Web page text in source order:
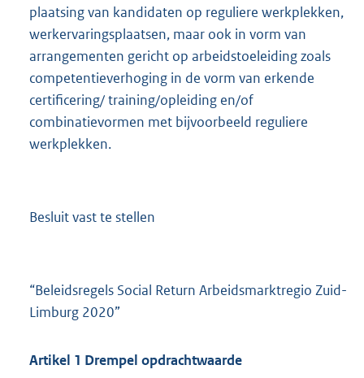
plaatsing van kandidaten op reguliere werkplekken,
werkervaringsplaatsen, maar ook in vorm van
arrangementen gericht op arbeidstoeleiding zoals
competentieverhoging in de vorm van erkende
certificering/ training/opleiding en/of
combinatievormen met bijvoorbeeld reguliere
werkplekken.
Besluit vast te stellen
“Beleidsregels Social Return Arbeidsmarktregio Zuid-
Limburg 2020”
Artikel 1 Drempel opdrachtwaarde